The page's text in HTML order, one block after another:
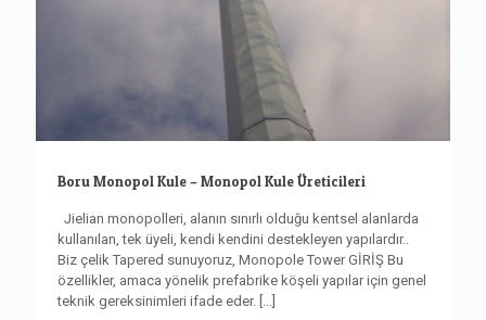
Boru Monopol Kule – Monopol Kule Üreticileri
Jielian monopolleri, alanın sınırlı olduğu kentsel alanlarda
kullanılan, tek üyeli, kendi kendini destekleyen yapılardır..
Biz çelik Tapered sunuyoruz, Monopole Tower GİRİŞ Bu
özellikler, amaca yönelik prefabrike köşeli yapılar için genel
teknik gereksinimleri ifade eder. [...]